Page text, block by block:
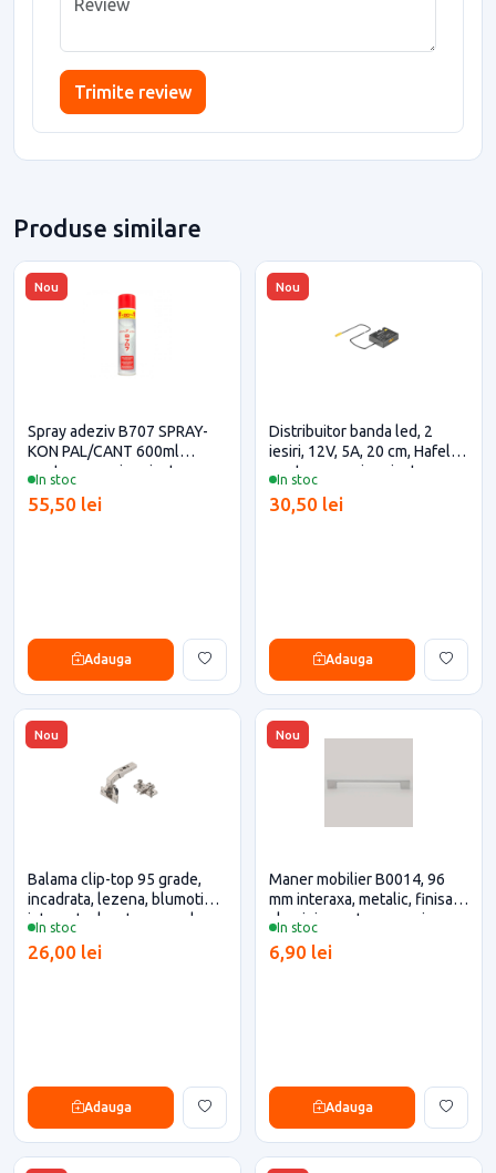
Trimite review
Produse similare
Nou
In stoc
Spray adeziv B707 SPRAY-
KON PAL/CANT 600ml
pentru casa si proiecte
55,50 lei
Adauga
Nou
In stoc
Distribuitor banda led, 2
iesiri, 12V, 5A, 20 cm, Hafele
pentru casa si proiecte
30,50 lei
Adauga
Nou
In stoc
Balama clip-top 95 grade,
incadrata, lezena, blumotion
integrat, placuta expando
eficiente
26,00 lei
Adauga
Nou
In stoc
Maner mobilier B0014, 96
mm interaxa, metalic, finisaj
aluminiu pentru casa si
6,90 lei
Adauga